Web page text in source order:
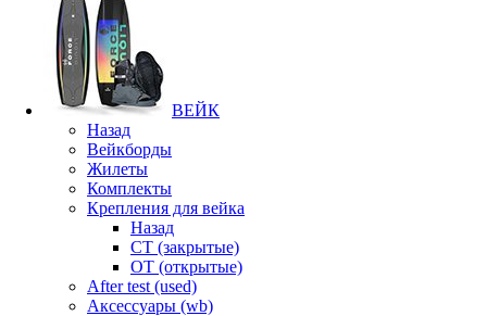
ВЕЙК
Назад
Вейкборды
Жилеты
Комплекты
Крепления для вейка
Назад
CT (закрытые)
OT (открытые)
After test (used)
Аксессуары (wb)